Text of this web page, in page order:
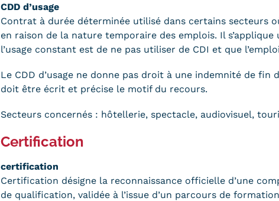
CDD d’usage
Contrat à durée déterminée utilisé dans certains secteurs
en raison de la nature temporaire des emplois. Il
l’usage constant est de ne pas utiliser de CDI et que
Le CDD d’usage ne donne pas droit à une indemnité de
doit être écrit et précise le motif du recours.
Secteurs concernés : hôtellerie, spectacle, audiovisuel,
Certification
certification
Certification désigne la reconnaissance officielle d’une
de qualification, validée à l’issue d’un parcours de